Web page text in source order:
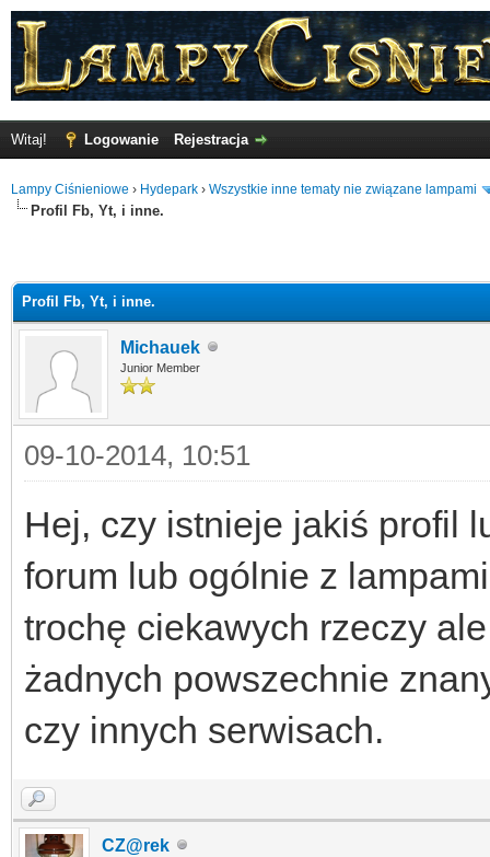
Witaj! Logowanie Rejestracja
Lampy Ciśnieniowe › Hydepark › Wszystkie inne tematy nie związane lampami
Profil Fb, Yt, i inne.
Profil Fb, Yt, i inne.
Michauek
Junior Member
09-10-2014, 10:51
Hej, czy istnieje jakiś profil
forum lub ogólnie z
trochę ciekawych rzeczy
żadnych powszechnie
czy innych serwisach.
CZ@rek